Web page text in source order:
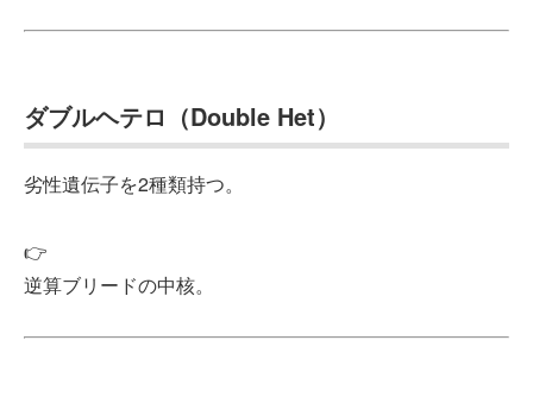
ダブルヘテロ（Double Het）
劣性遺伝子を2種類持つ。
👉
逆算ブリードの中核。